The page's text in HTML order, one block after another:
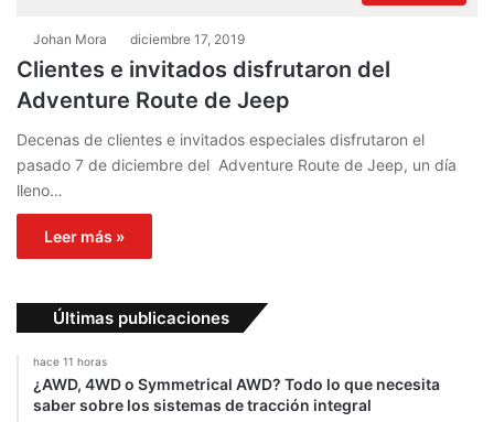
Johan Mora diciembre 17, 2019
Clientes e invitados disfrutaron del
Adventure Route de Jeep
Decenas de clientes e invitados especiales disfrutaron el
pasado 7 de diciembre del Adventure Route de Jeep, un día
lleno…
Leer más »
Últimas publicaciones
hace 11 horas
¿AWD, 4WD o Symmetrical AWD? Todo lo que necesita
saber sobre los sistemas de tracción integral